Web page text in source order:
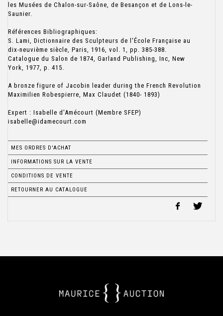
les Musées de Chalon-sur-Saône, de Besançon et de Lons-le-
Saunier.
Références Bibliographiques:
S. Lami, Dictionnaire des Sculpteurs de l'École Française au
dix-neuvième siècle, Paris, 1916, vol. 1, pp. 385-388.
Catalogue du Salon de 1874, Garland Publishing, Inc, New
York, 1977, p. 415.
A bronze figure of Jacobin leader during the French Revolution
Maximilien Robespierre, Max Claudet (1840- 1893)
Expert : Isabelle d'Amécourt (Membre SFEP)
isabelle@idamecourt.com
MES ORDRES D'ACHAT
INFORMATIONS SUR LA VENTE
CONDITIONS DE VENTE
RETOURNER AU CATALOGUE